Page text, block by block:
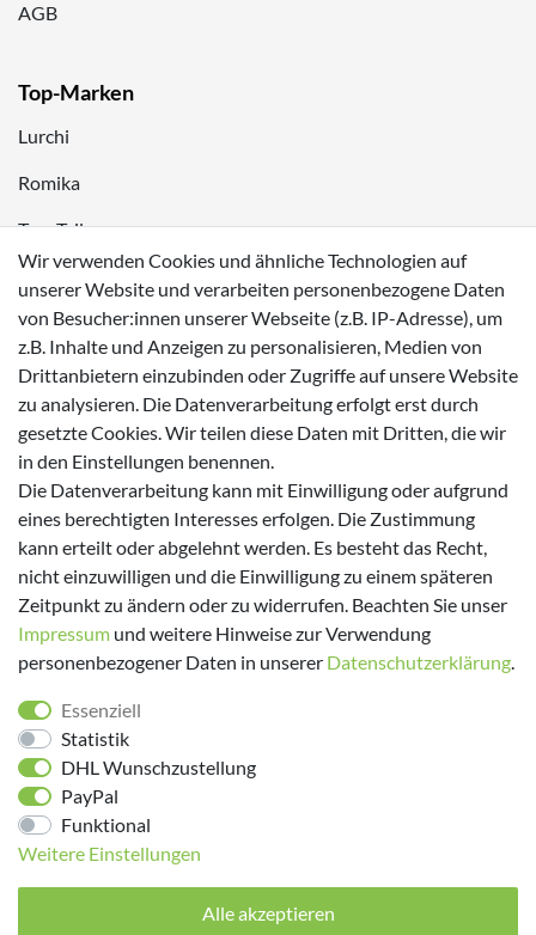
AGB
Top-Marken
Lurchi
Romika
Tom Tailor
Zahlungsmöglichkeiten
Versanddienstleister
Folge uns!
Wir verwenden Cookies und ähnliche Technologien auf
unserer Website und verarbeiten personenbezogene Daten
von Besucher:innen unserer Webseite (z.B. IP-Adresse), um
z.B. Inhalte und Anzeigen zu personalisieren, Medien von
Drittanbietern einzubinden oder Zugriffe auf unsere Website
zu analysieren. Die Datenverarbeitung erfolgt erst durch
gesetzte Cookies. Wir teilen diese Daten mit Dritten, die wir
in den Einstellungen benennen.
Die Datenverarbeitung kann mit Einwilligung oder aufgrund
eines berechtigten Interesses erfolgen. Die Zustimmung
kann erteilt oder abgelehnt werden. Es besteht das Recht,
nicht einzuwilligen und die Einwilligung zu einem späteren
Zeitpunkt zu ändern oder zu widerrufen. Beachten Sie unser
Impressum und weitere Hinweise zur Verwendung
personenbezogener Daten in unserer Daten­schutz­erklärung.
Essenziell
Statistik
DHL Wunschzustellung
PayPal
Funktional
Weitere Einstellungen
Alle akzeptieren